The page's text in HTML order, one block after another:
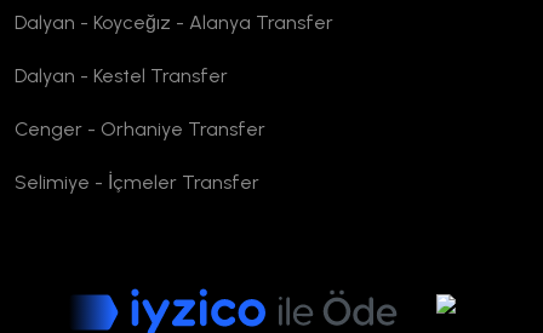
Dalyan - Koyceğız - Alanya Transfer
Dalyan - Kestel Transfer
Cenger - Orhaniye Transfer
Selimiye - İçmeler Transfer